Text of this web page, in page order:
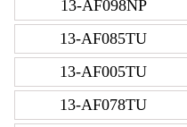
13-AF098NP
13-AF085TU
13-AF005TU
13-AF078TU